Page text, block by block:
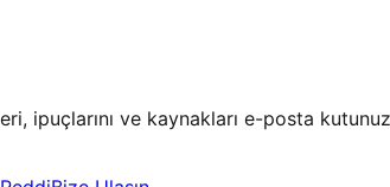
ipuçlarını ve kaynakları e-posta